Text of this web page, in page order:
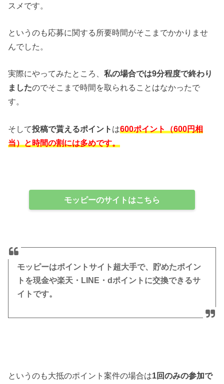
スメです。
というのも応募に関する所要時間がそこまでかかりませ
んでした。
実際にやってみたところ、私の場合では9分程度で終わり
ましたのでそこまで時間を取られることはなかったで
す。
そして投稿で貰えるポイント は600ポイント（600円相
当）と時間の割には多めです。
モッピーのサイトはこちら
モッピーはポイントサイト超大手で、貯めたポイン
トを現金や楽天・LINE・dポイントに交換できるサ
イトです。
というのも大抵のポイント案件の場合は1回のみの参加で